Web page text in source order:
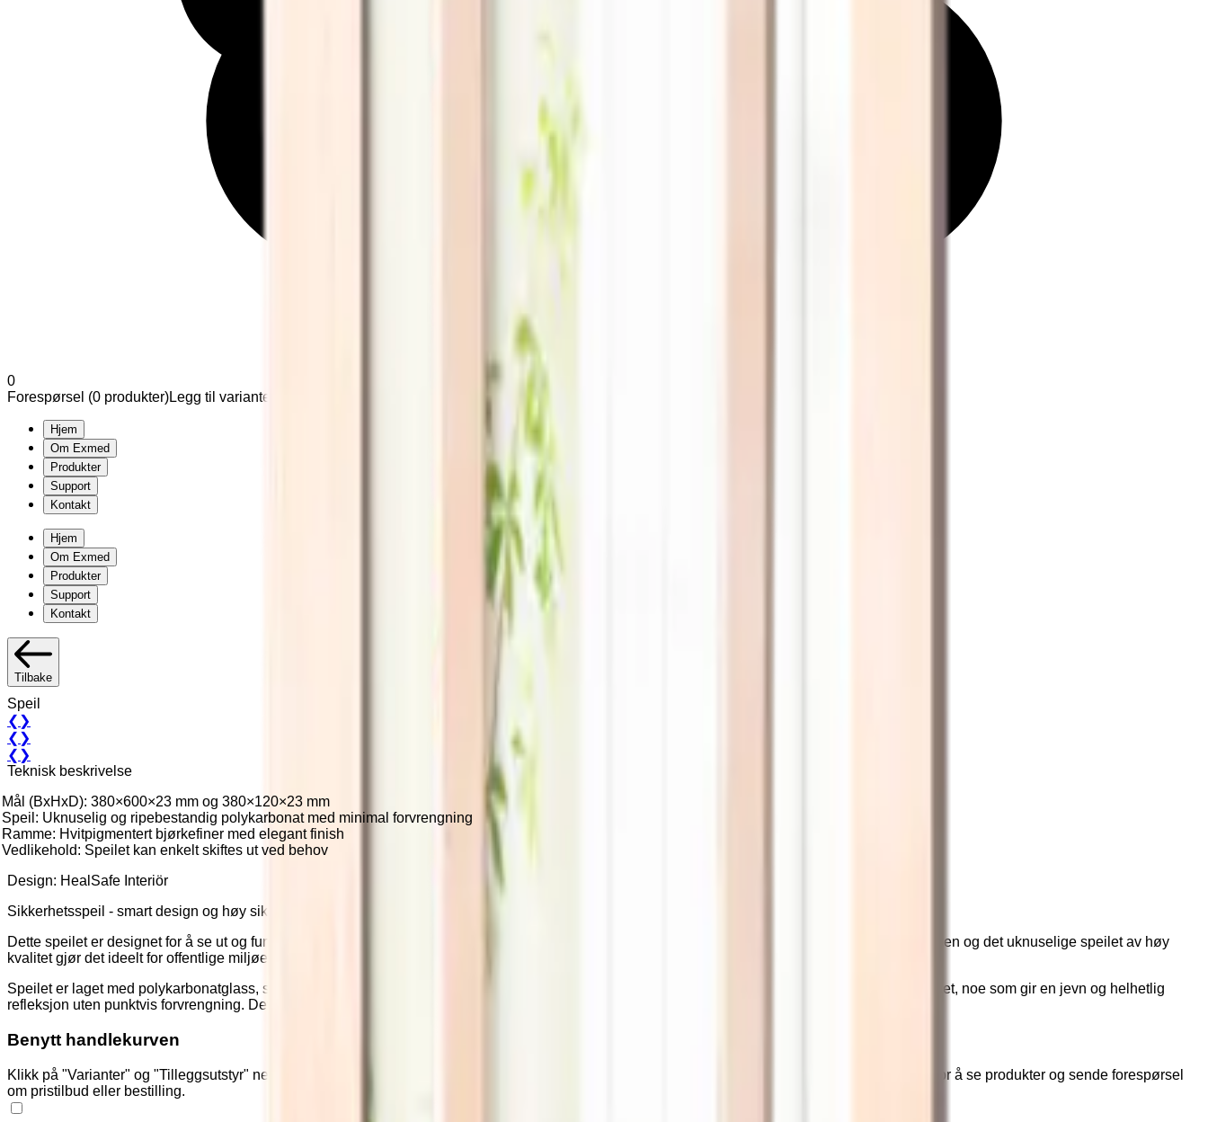
0
Forespørsel (0 produkter)Legg til varianter og tilleggsutstyr under produkter
Hjem
Om Exmed
Produkter
Support
Kontakt
Hjem
Om Exmed
Produkter
Support
Kontakt
Tilbake
Speil
❮ ❯
❮ ❯
❮ ❯
Teknisk beskrivelse
Mål (BxHxD): 380×600×23 mm og 380×120×23 mm
Speil: Uknuselig og ripebestandig polykarbonat med minimal forvrengning
Ramme: Hvitpigmentert bjørkefiner med elegant finish
Vedlikehold: Speilet kan enkelt skiftes ut ved behov
Design: HealSafe Interiör
Sikkerhetsspeil - smart design og høy sikkerhet
Dette speilet er designet for å se ut og fungere som et vanlig speil, samtidig som det tilbyr moderne funksjonalitet og økt sikkerhet. Den smarte rammen og det uknuselige speilet av høy
kvalitet gjør det ideelt for offentlige miljøer der sikkerhet og estetikk er viktig.
Speilet er laget med polykarbonatglass, som gir en robust og sikker overflate. Sammenlignet med polert metall har polykarbonat begrenset formbarhet, noe som gir en jevn og helhetlig
refleksjon uten punktvis forvrengning. Dette bidrar til et klart og naturlig speilbilde, samtidig som det gir et elegant og moderne uttrykk i interiøret.
Benytt handlekurven
Klikk på "Varianter" og "Tilleggsutstyr" nedenfor for å legge ønskede produkter i handlekurven. Klikk deretter på handlekurv-ikonet øverst på siden for å se produkter og sende forespørsel
om pristilbud eller bestilling.